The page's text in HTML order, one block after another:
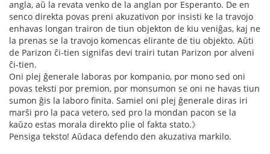
angla, aŭ la revata venko de la anglan por Esperanto. De en
senco direkta povas preni akuzativon por insisti ke la travojo
enhavas longan trairon de tiun objekton de kiu veniĝas, kaj ne
la prenas se la travojo komencas elirante de tiu objekto. Aŭti
de Parizon ĉi-tien signifas devi trairi tutan Parizon por alveni
ĉi-tien.
Oni plej ĝenerale laboras por kompanio, por mono sed oni
povas teksti por premion, por monsumon se oni ne havas tiun
sumon ĝis la laboro finita. Samiel oni plej ĝenerale diras iri
marŝi pro la paca vetero, sed pro la mondan pacon se la
kaŭzo estas morala direkto plie ol fakta stato.》
Pensiga teksto! Aŭdaca defendo den akuzativa markilo.